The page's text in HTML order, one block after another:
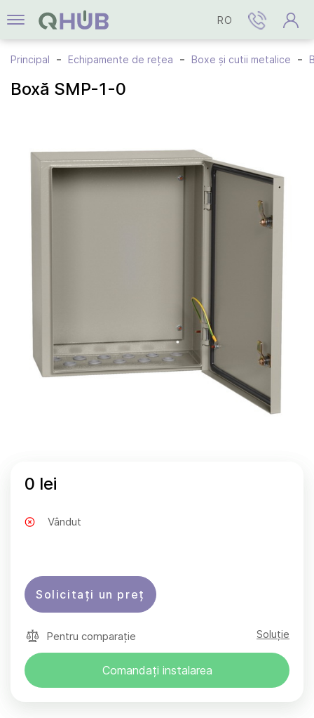
RO
Principal Echipamente de rețea Boxe și cutii metalice
Boxă SMP-1-0
0 lei
Vândut
Solicitați un preț
Pentru comparație Soluție
Comandați instalarea